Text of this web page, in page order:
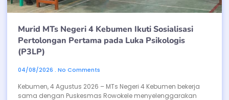
Murid MTs Negeri 4 Kebumen Ikuti Sosialisasi
Pertolongan Pertama pada Luka Psikologis
(P3LP)
04/08/2026 No Comments
Kebumen, 4 Agustus 2026 – MTs Negeri 4 Kebumen bekerja
sama dengan Puskesmas Rowokele menyelenggarakan